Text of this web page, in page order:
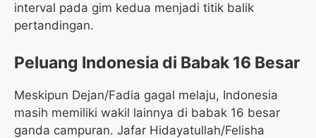
interval pada gim kedua menjadi titik balik
pertandingan.
Peluang Indonesia di Babak 16 Besar
Meskipun Dejan/Fadia gagal melaju, Indonesia
masih memiliki wakil lainnya di babak 16 besar
ganda campuran. Jafar Hidayatullah/Felisha